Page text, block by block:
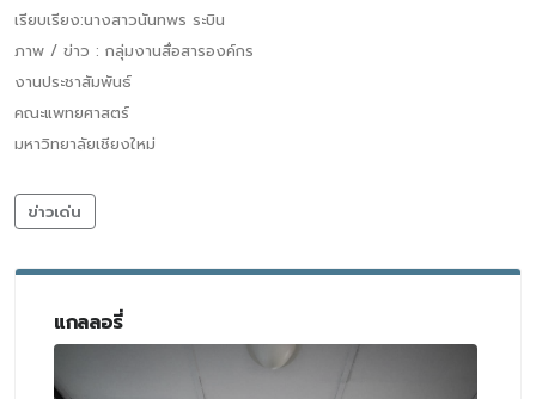
เรียบเรียง:นางสาวนันทพร ระบิน
ภาพ / ข่าว : กลุ่มงานสื่อสารองค์กร
งานประชาสัมพันธ์
คณะแพทยศาสตร์
มหาวิทยาลัยเชียงใหม่
ข่าวเด่น
แกลลอรี่